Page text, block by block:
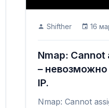
Shifther 16
Nmap:
–
IP.
Nmap: Cannot